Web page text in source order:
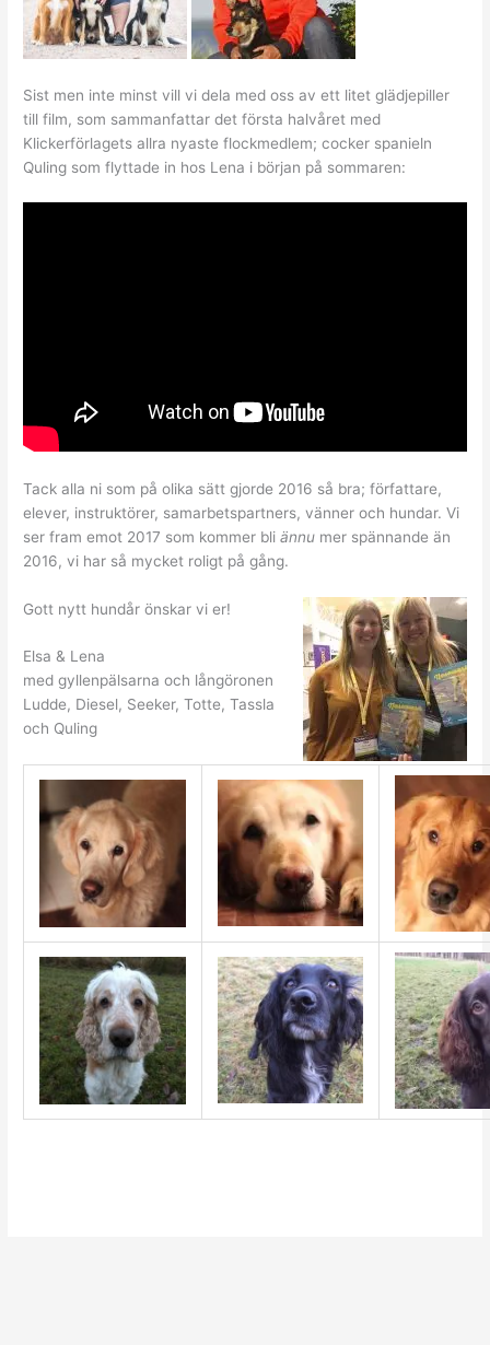
Sist men inte minst vill vi dela med oss av ett litet glädjepiller
till film, som sammanfattar det första halvåret med
Klickerförlagets allra nyaste flockmedlem; cocker spanieln
Quling som flyttade in hos Lena i början på sommaren:
Tack alla ni som på olika sätt gjorde 2016 så bra; författare,
elever, instruktörer, samarbetspartners, vänner och hundar. Vi
ser fram emot 2017 som kommer bliännu mer spännande än
2016, vi har så mycket roligt på gång.
Gott nytt hundår önskar vi er!
Elsa & Lena
med gyllenpälsarna och långöronen
Ludde, Diesel, Seeker, Totte, Tassla
och Quling